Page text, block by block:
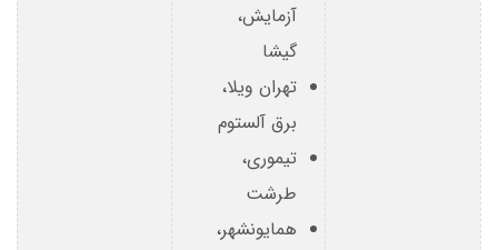
آزمایش،
گیشا
تهران ویلا،
برق آلستوم
تیموری،
طرشت
همایونشهر،